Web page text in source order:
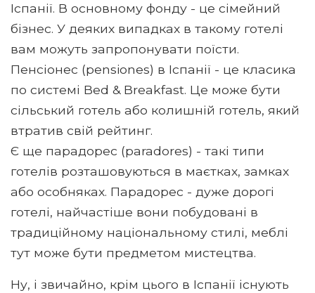
Іспанії. В основному фонду - це сімейний
бізнес. У деяких випадках в такому готелі
вам можуть запропонувати поїсти.
Пенсіонес (pensiones) в Іспанії - це класика
по системі Bed & Breakfаst. Це може бути
сільський готель або колишній готель, який
втратив свій рейтинг.
Є ще парадорес (paradores) - такі типи
готелів розташовуються в маєтках, замках
або особняках. Парадорес - дуже дорогі
готелі, найчастіше вони побудовані в
традиційному національному стилі, меблі
тут може бути предметом мистецтва.
Ну, і звичайно, крім цього в Іспанії існують